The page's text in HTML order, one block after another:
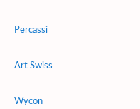
Percassi
Art Swiss
Wycon